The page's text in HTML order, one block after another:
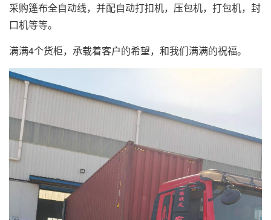
采购篷布全自动线，并配自动打扣机，压包机，打包机，封
口机等等。
满满4个货柜，承载着客户的希望，和我们满满的祝福。